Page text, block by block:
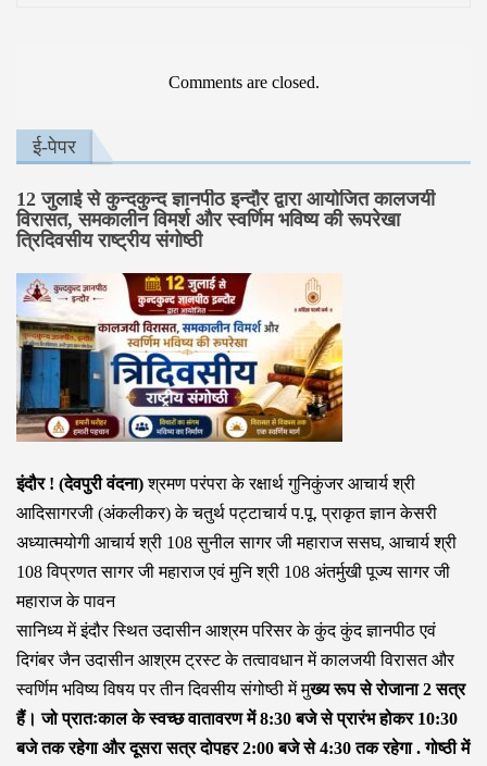
Comments are closed.
ई-पेपर
12 जुलाई से कुन्दकुन्द ज्ञानपीठ इन्दौर द्वारा आयोजित कालजयी
विरासत, समकालीन विमर्श और स्वर्णिम भविष्य की रूपरेखा
त्रिदिवसीय राष्ट्रीय संगोष्ठी
इंदौर ! (देवपुरी वंदना)श्रमण परंपरा के रक्षार्थ गुनिकुंजर आचार्य श्री
आदिसागरजी (अंकलीकर) के चतुर्थ पट्टाचार्य प.पू. प्राकृत ज्ञान केसरी
अध्यात्मयोगी आचार्य श्री 108 सुनील सागर जी महाराज ससघ, आचार्य श्री
108 विप्रणत सागर जी महाराज एवं मुनि श्री 108 अंतर्मुखी पूज्य सागर जी
महाराज के पावन
सानिध्य में इंदौर स्थित उदासीन आश्रम परिसर के कुंद कुंद ज्ञानपीठ एवं
दिगंबर जैन उदासीन आश्रम ट्रस्ट के तत्वावधान में कालजयी विरासत और
स्वर्णिम भविष्य विषय पर तीन दिवसीय संगोष्ठी में मुख्य रूप से रोजाना 2 सत्र
हैं। जो प्रातःकाल के स्वच्छ वातावरण में 8:30 बजे से प्रारंभ होकर 10:30
बजे तक रहेगा और दूसरा सत्र दोपहर 2:00 बजे से 4:30 तक रहेगा . गोष्ठी में